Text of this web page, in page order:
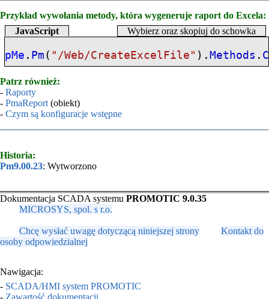
Przykład wywołania metody, która wygeneruje raport do Excela:
JavaScript
Wybierz oraz skopiuj do schowka
pMe . Pm ( "/Web/CreateExcelFile" ).Methods .
Patrz również:
- Raporty
- PmaReport (obiekt)
- Czym są konfiguracje wstępne
Historia:
Pm9.00.23: Wytworzono
Dokumentacja SCADA systemu PROMOTIC 9.0.35
MICROSYS, spol. s r.o.
Chcę wysłać uwagę dotyczącą niniejszej strony
Kontakt do
osoby odpowiedzialnej
Nawigacja:
- SCADA/HMI system PROMOTIC
- Zawartość dokumentacji